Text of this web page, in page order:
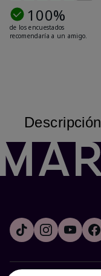
100%
de los encuestados
recomendaría a un amigo.
Descripción